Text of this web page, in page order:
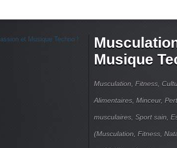
Musique
Musculation, Fitness,
Alimentaires, Minceur,
musculaires, Sport sain,
(Musculation, Fitness,